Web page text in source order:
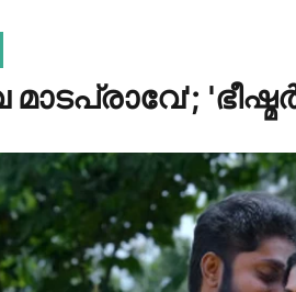
മാടപ്രാവേ';